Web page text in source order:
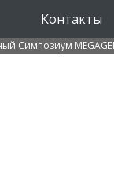
Контакты
Симпозиум